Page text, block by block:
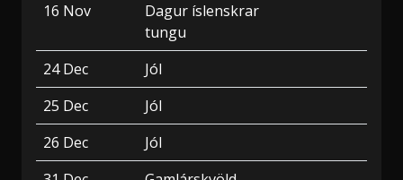
16 Nov
Dagur íslenskrar
tungu
24 Dec
Jól
25 Dec
Jól
26 Dec
Jól